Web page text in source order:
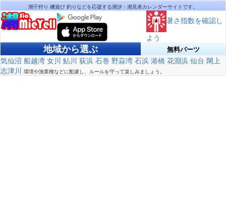
潮干狩り 磯遊び 釣りなどを応援する潮汐・潮見表カレンダーサイトです。
暑さ指数を確認し
よう
地域から選ぶ 無料パーツ
気仙沼 船越湾 女川 鮎川 荻浜 石巻 野蒜湾 石浜 港橋 花淵浜 仙台 閖上
志津川 環境や漁業権などに配慮し、ルールを守って楽しみましょう。